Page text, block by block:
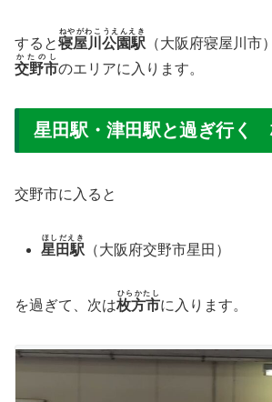
すると寝屋川公園駅
ねやがわこうえんえき
（大阪府寝屋川市
交野市
かたのし
のエリアに入ります。
星田駅・津田駅と過ぎ行く
交野市に入ると
星田駅
ほしだえき
（大阪府交野市星田）
を過ぎて、次は枚方市
ひらかたし
に入ります。